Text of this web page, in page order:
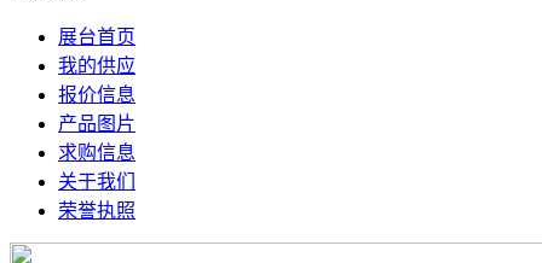
展台首页
我的供应
报价信息
产品图片
求购信息
关于我们
荣誉执照